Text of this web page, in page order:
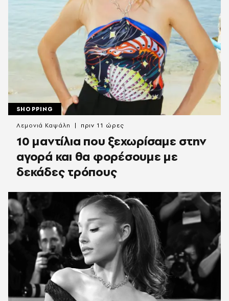
SHOPPING
10 μαντίλια που ξεχωρίσαμε στην
αγορά και θα φορέσουμε με
δεκάδες τρόπους
Λεμονιά Καψάλη πριν 11 ώρες